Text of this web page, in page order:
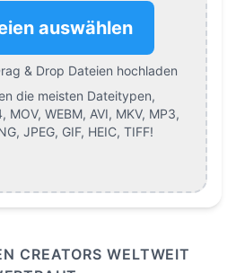
auswählen
& Drop Dateien hochladen
die meisten Dateitypen,
MOV, WEBM, AVI, MKV, MP3,
JPEG, GIF, HEIC, TIFF!
CREATORS WELTWEIT